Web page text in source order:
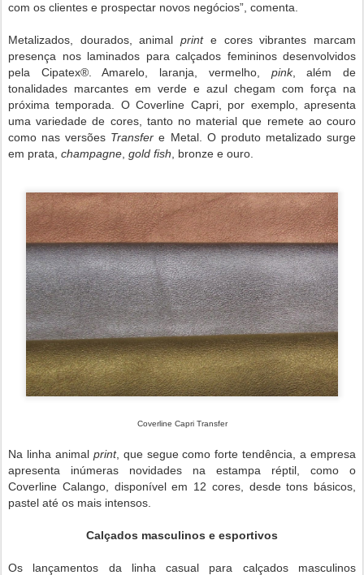
com os clientes e prospectar novos negócios”, comenta.
Metalizados, dourados, animalprinte cores vibrantes marcam
presença nos laminados para calçados femininos desenvolvidos
pela Cipatex®. Amarelo, laranja, vermelho, pink, além de
tonalidades marcantes em verde e azul chegam com força na
próxima temporada. O Coverline Capri, por exemplo, apresenta
uma variedade de cores, tanto no material que remete ao couro
como nas versões Transfer e Metal. O produto metalizado surge
em prata, champagne gold fish , bronze e ouro.
Coverline Capri Transfer
Na linha animal print, que segue como forte tendência, a empresa
apresenta inúmeras novidades na estampa réptil, como o
Coverline Calango, disponível em 12 cores, desde tons básicos,
pastel até os mais intensos.
Calçados masculinos e esportivos
Os lançamentos da linha casual para calçados masculinos